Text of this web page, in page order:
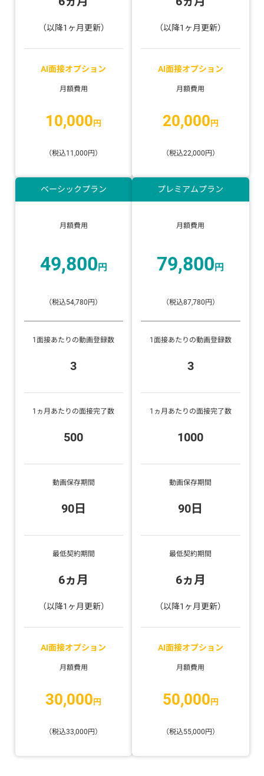
（以降1ヶ月更新）
AI面接オプション
月額費用
10,000円
（税込11,000円）
（以降1ヶ月更新）
AI面接オプション
月額費用
20,000円
（税込22,000円）
ベーシックプラン
月額費用
49,800円
（税込54,780円）
1面接あたりの動画登録数
3
1ヵ月あたりの面接完了数
500
動画保存期間
90日
最低契約期間
6ヵ月
（以降1ヶ月更新）
AI面接オプション
月額費用
30,000円
（税込33,000円）
プレミアムプラン
月額費用
79,800円
（税込87,780円）
1面接あたりの動画登録数
3
1ヵ月あたりの面接完了数
1000
動画保存期間
90日
最低契約期間
6ヵ月
（以降1ヶ月更新）
AI面接オプション
月額費用
50,000円
（税込55,000円）